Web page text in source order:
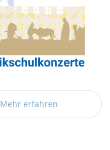
Mehr erfahren